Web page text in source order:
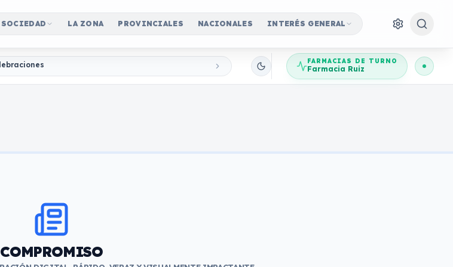
SOCIEDAD LA ZONA PROVINCIALES NACIONALES INTERÉS GENERAL
FARMACIAS DE TURNO
Farmacia Ruiz
COMPROMISO